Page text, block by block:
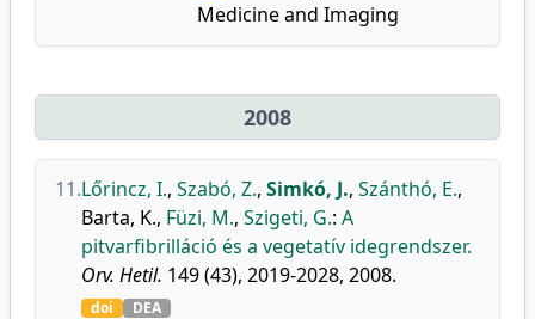
Medicine and Imaging
2008
11.Lőrincz, I., Szabó, Z., Simkó, J., Szánthó, E.,
Barta, K., Füzi, M., Szigeti, G.: A
pitvarfibrilláció és a vegetatív idegrendszer.
Orv. Hetil. 149 (43), 2019-2028, 2008.
doi DEA